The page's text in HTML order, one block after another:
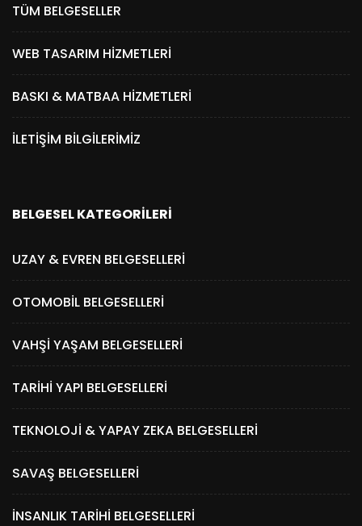
TÜM BELGESELLER
WEB TASARIM HIZMETLERI
BASKI & MATBAA HIZMETLERI
İLETIŞIM BILGILERIMIZ
BELGESEL KATEGORILERI
UZAY & EVREN BELGESELLERI
OTOMOBIL BELGESELLERI
VAHŞI YAŞAM BELGESELLERI
TARIHI YAPI BELGESELLERI
TEKNOLOJI & YAPAY ZEKA BELGESELLERI
SAVAŞ BELGESELLERI
İNSANLIK TARIHI BELGESELLERI